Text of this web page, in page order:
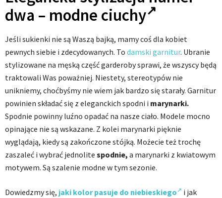
dwa – modne ciuchy
Jeśli sukienki nie są Waszą bajką, mamy coś dla kobiet
pewnych siebie i zdecydowanych. To damski garnitur. Ubranie
stylizowane na męską część garderoby sprawi, że wszyscy będą
traktowali Was poważniej. Niestety, stereotypów nie
unikniemy, choćbyśmy nie wiem jak bardzo się starały. Garnitur
powinien składać się z eleganckich spodni i marynarki.
Spodnie powinny luźno opadać na nasze ciało. Modele mocno
opinające nie są wskazane. Z kolei marynarki pięknie
wyglądają, kiedy są zakończone stójką. Możecie też trochę
zaszaleć i wybrać jednolite spodnie, a marynarki z kwiatowym
motywem. Są szalenie modne w tym sezonie.
Dowiedzmy się, jaki kolor pasuje do niebieskiego
i jak